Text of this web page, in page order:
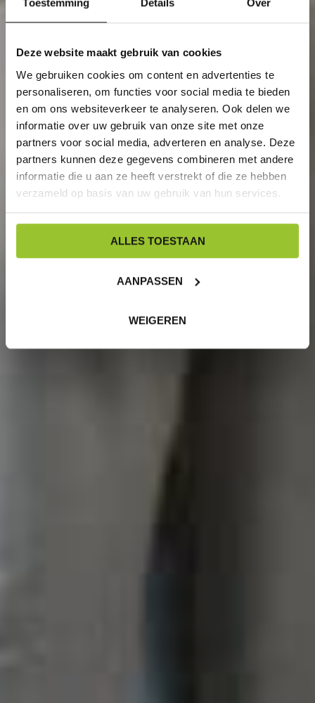
Toestemming Details Over
Deze website maakt gebruik van cookies
We gebruiken cookies om content en advertenties te
personaliseren, om functies voor social media te bieden
en om ons websiteverkeer te analyseren. Ook delen we
informatie over uw gebruik van onze site met onze
partners voor social media, adverteren en analyse. Deze
partners kunnen deze gegevens combineren met andere
informatie die u aan ze heeft verstrekt of die ze hebben
verzameld op basis van uw gebruik van hun services.
ALLES TOESTAAN
AANPASSEN
WEIGEREN